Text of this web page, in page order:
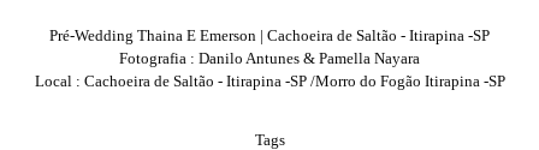
Pré-Wedding Thaina E Emerson | Cachoeira de Saltão - Itirapina -SP
Fotografia : Danilo Antunes & Pamella Nayara
Local : Cachoeira de Saltão - Itirapina -SP /Morro do Fogão Itirapina -SP
Tags